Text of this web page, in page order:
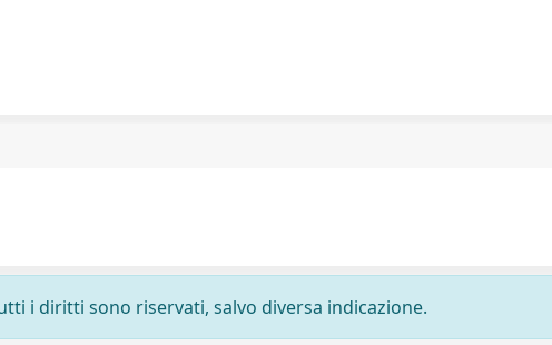
i diritti sono riservati, salvo diversa indicazione.